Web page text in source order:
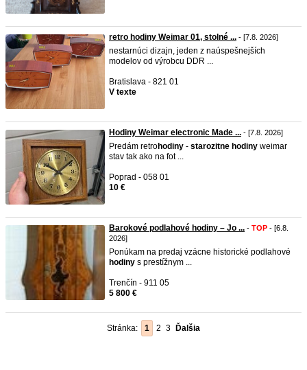
retro hodiny Weimar 01, stolné ... - [7.8. 2026]
nestarnúci dizajn, jeden z naúspešnejších
modelov od výrobcu DDR ...
Bratislava - 821 01
V texte
Hodiny Weimar electronic Made ... - [7.8. 2026]
Predám retrohodiny - starozitne hodiny weimar
stav tak ako na fot ...
Poprad - 058 01
10 €
Barokové podlahové hodiny – Jo ... - TOP - [6.8.
2026]
Ponúkam na predaj vzácne historické podlahové
hodiny s prestížnym ...
Trenčín - 911 05
5 800 €
Stránka: 1 2 3 Ďalšia